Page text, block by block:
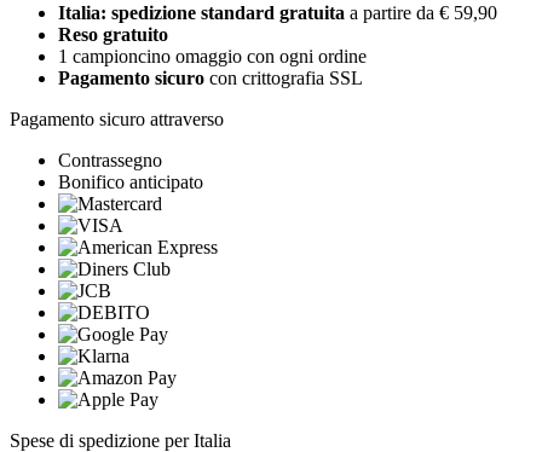
Italia: spedizione standard gratuita a partire da € 59,90
Reso gratuito
1 campioncino omaggio con ogni ordine
Pagamento sicuro con crittografia SSL
Pagamento sicuro attraverso
Contrassegno
Bonifico anticipato
Spese di spedizione per Italia